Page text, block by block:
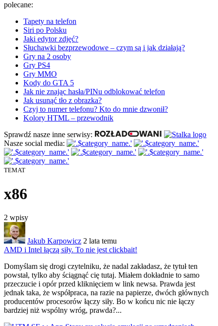
polecane:
Tapety na telefon
Siri po Polsku
Jaki edytor zdjęć?
Słuchawki bezprzewodowe – czym są i jak działają?
Gry na 2 osoby
Gry PS4
Gry MMO
Kody do GTA 5
Jak nie znając hasła/PINu odblokować telefon
Jak usunąć tło z obrazka?
Czyj to numer telefonu? Kto do mnie dzwonił?
Kolory HTML – przewodnik
Sprawdź nasze inne serwisy:
Nasze social media:
TEMAT
x86
2 wpisy
Jakub Karpowicz 2 lata temu
AMD i Intel łączą siły. To nie jest clickbait!
Domyślam się drogi czytelniku, że nadal zakładasz, że tytuł ten
powstał, tylko aby ściągnąć cię tutaj. Miałem dokładnie to samo
przeczucie i opór przed kliknięciem w link newsa. Prawda jest
jednak taka, że współpraca, na razie na papierze, dwóch głównych
producentów procesorów łączy siły. Bo w końcu nic nie łączy
bardziej niż wspólny wróg, prawda?...